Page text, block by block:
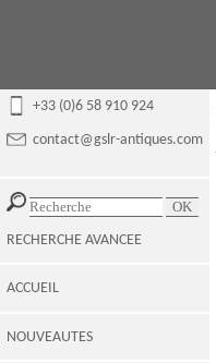
+33 (0)6 58 910 924
contact@gslr-antiques.com
RECHERCHE AVANCEE
ACCUEIL
NOUVEAUTES